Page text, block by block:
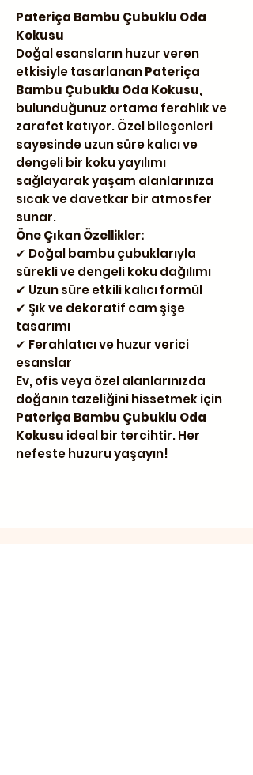
Pateriça Bambu Çubuklu Oda
Kokusu
Doğal esansların huzur veren
etkisiyle tasarlananPateriça
Bambu Çubuklu Oda Kokusu,
bulunduğunuz ortama ferahlık ve
zarafet katıyor. Özel bileşenleri
sayesinde uzun süre kalıcı ve
dengeli bir koku yayılımı
sağlayarak yaşam alanlarınıza
sıcak ve davetkar bir atmosfer
sunar.
Öne Çıkan Özellikler:
✔ Doğal bambu çubuklarıyla
sürekli ve dengeli koku dağılımı
✔ Uzun süre etkili kalıcı formül
✔ Şık ve dekoratif cam şişe
tasarımı
✔ Ferahlatıcı ve huzur verici
esanslar
Ev, ofis veya özel alanlarınızda
doğanın tazeliğini hissetmek için
Pateriça Bambu Çubuklu Oda
Kokusu ideal bir tercihtir. Her
nefeste huzuru yaşayın!